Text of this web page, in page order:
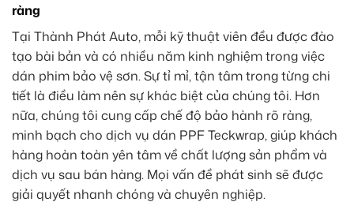
ràng
Tại Thành Phát Auto, mỗi kỹ thuật viên đều được đào
tạo bài bản và có nhiều năm kinh nghiệm trong việc
dán phim bảo vệ sơn. Sự tỉ mỉ, tận tâm trong từng chi
tiết là điều làm nên sự khác biệt của chúng tôi. Hơn
nữa, chúng tôi cung cấp chế độ bảo hành rõ ràng,
minh bạch cho dịch vụ dán PPF Teckwrap, giúp khách
hàng hoàn toàn yên tâm về chất lượng sản phẩm và
dịch vụ sau bán hàng. Mọi vấn đề phát sinh sẽ được
giải quyết nhanh chóng và chuyên nghiệp.